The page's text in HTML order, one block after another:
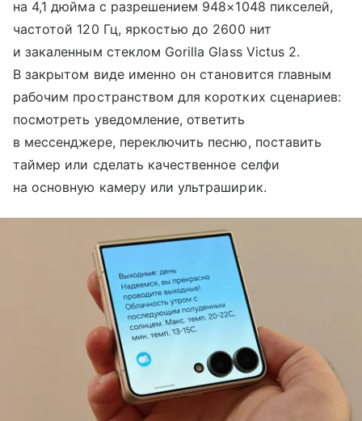
на 4,1 дюйма с разрешением 948×1048 пикселей,
частотой 120 Гц, яркостью до 2600 нит
и закаленным стеклом Gorilla Glass Victus 2.
В закрытом виде именно он становится главным
рабочим пространством для коротких сценариев:
посмотреть уведомление, ответить
в мессенджере, переключить песню, поставить
таймер или сделать качественное селфи
на основную камеру или ультраширик.